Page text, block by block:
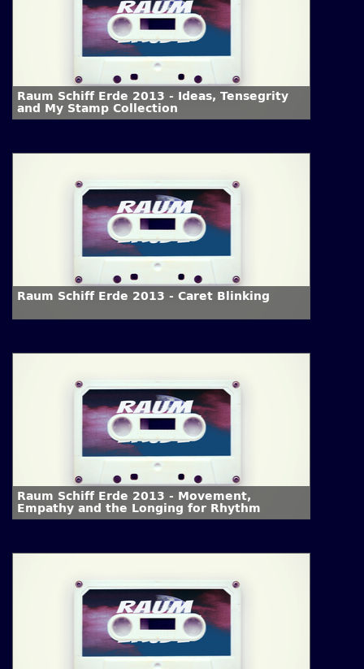
Raum Schiff Erde 2013 - Ideas, Tensegrity
and My Stamp Collection
Raum Schiff Erde 2013 - Caret Blinking
Raum Schiff Erde 2013 - Movement,
Empathy and the Longing for Rhythm